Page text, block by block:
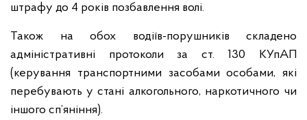
штрафу до 4 років позбавлення волі.
Також на обох водіїв-порушників складено
адміністративні протоколи за ст. 130 КУпАП
(керування транспортними засобами особами, які
перебувають у стані алкогольного, наркотичного чи
іншого сп’яніння).